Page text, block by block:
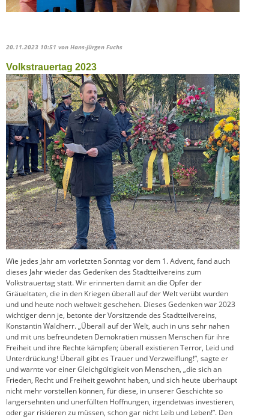
20.11.2023 10:51 von Hans-Jürgen Fuchs
Volkstrauertag 2023
Wie jedes Jahr am vorletzten Sonntag vor dem 1. Advent, fand auch
dieses Jahr wieder das Gedenken des Stadtteilvereins zum
Volkstrauertag statt. Wir erinnerten damit an die Opfer der
Gräueltaten, die in den Kriegen überall auf der Welt verübt wurden
und und heute noch weltweit geschehen. Dieses Gedenken war 2023
wichtiger denn je, betonte der Vorsitzende des Stadtteilvereins,
Konstantin Waldherr. „Überall auf der Welt, auch in uns sehr nahen
und mit uns befreundeten Demokratien müssen Menschen für ihre
Freiheit und ihre Rechte kämpfen; überall existieren Terror, Leid und
Unterdrückung! Überall gibt es Trauer und Verzweiflung!”, sagte er
und warnte vor einer Gleichgültigkeit von Menschen, „die sich an
Frieden, Recht und Freiheit gewöhnt haben, und sich heute überhaupt
nicht mehr vorstellen können, für diese, in unserer Geschichte so
langersehnten und unerfüllten Hoffnungen, irgendetwas investieren,
oder gar riskieren zu müssen, schon gar nicht Leib und Leben!”. Den